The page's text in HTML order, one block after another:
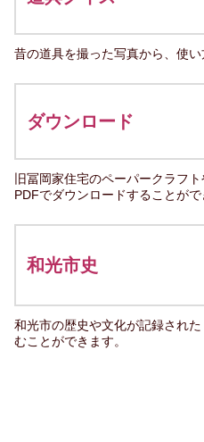
昔の道具を撮った写真から、使い
ダウンロード
旧冨岡家住宅のペーパークラフ
PDFでダウンロードすることがで
和光市史
和光市の歴史や文化が記録され
むことができます。